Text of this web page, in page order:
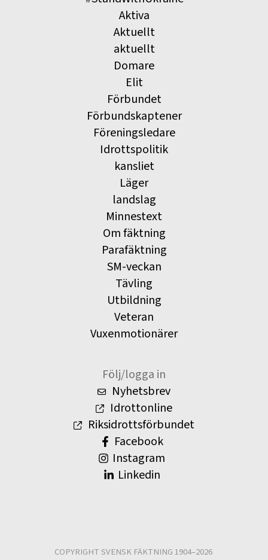
Aktiva
Aktuellt
aktuellt
Domare
Elit
Förbundet
Förbundskaptener
Föreningsledare
Idrottspolitik
kansliet
Läger
landslag
Minnestext
Om fäktning
Parafäktning
SM-veckan
Tävling
Utbildning
Veteran
Vuxenmotionärer
Följ/logga in
Nyhetsbrev
Idrottonline
Riksidrottsförbundet
Facebook
Instagram
Linkedin
COPYRIGHT SVENSK FÄKTNING 1904–2026